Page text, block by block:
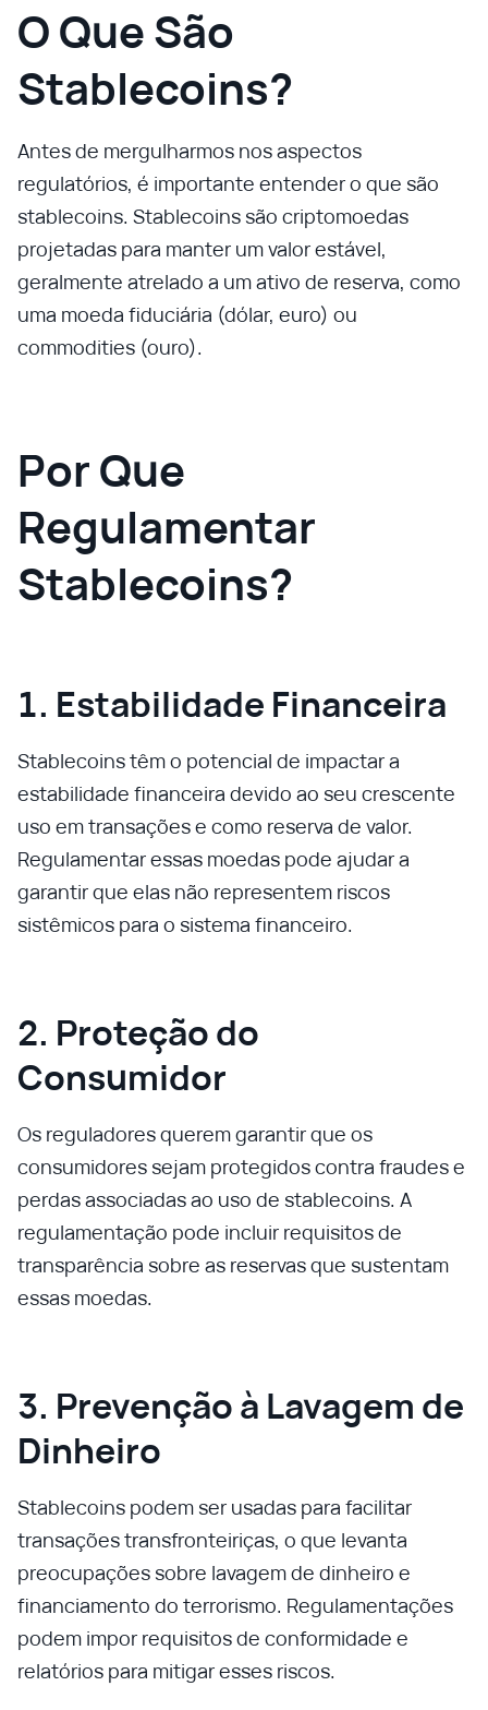
O Que São
Stablecoins?
Antes de mergulharmos nos aspectos
regulatórios, é importante entender o que são
stablecoins. Stablecoins são criptomoedas
projetadas para manter um valor estável,
geralmente atrelado a um ativo de reserva, como
uma moeda fiduciária (dólar, euro) ou
commodities (ouro).
Por Que
Regulamentar
Stablecoins?
1. Estabilidade Financeira
Stablecoins têm o potencial de impactar a
estabilidade financeira devido ao seu crescente
uso em transações e como reserva de valor.
Regulamentar essas moedas pode ajudar a
garantir que elas não representem riscos
sistêmicos para o sistema financeiro.
2. Proteção do
Consumidor
Os reguladores querem garantir que os
consumidores sejam protegidos contra fraudes e
perdas associadas ao uso de stablecoins. A
regulamentação pode incluir requisitos de
transparência sobre as reservas que sustentam
essas moedas.
3. Prevenção à Lavagem de
Dinheiro
Stablecoins podem ser usadas para facilitar
transações transfronteiriças, o que levanta
preocupações sobre lavagem de dinheiro e
financiamento do terrorismo. Regulamentações
podem impor requisitos de conformidade e
relatórios para mitigar esses riscos.